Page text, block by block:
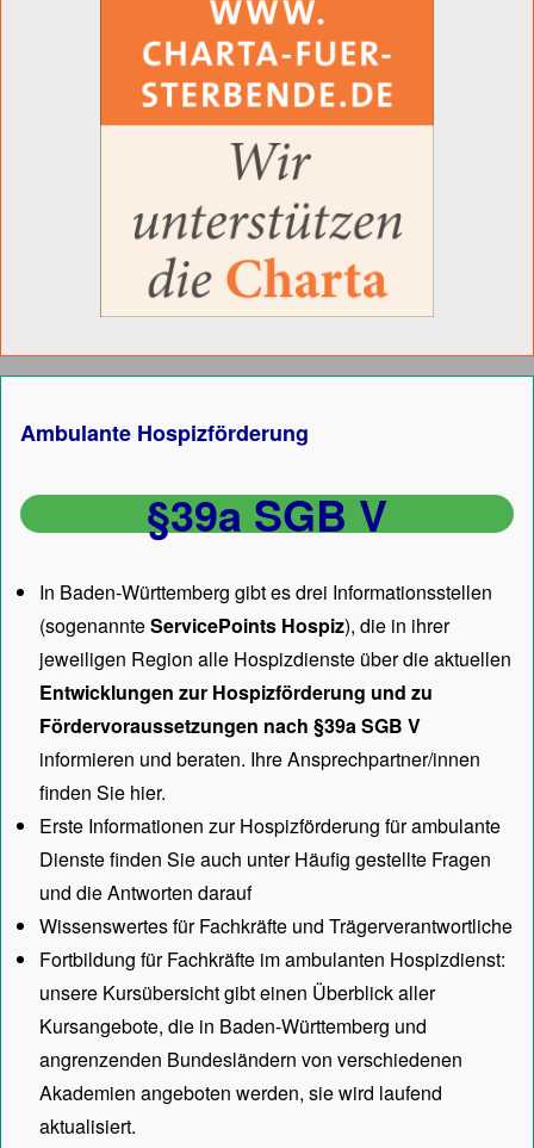
Ambulante Hospizförderung
§39a SGB V
In Baden-Württemberg gibt es drei Informationsstellen
(sogenannteServicePoints Hospiz), die in ihrer
jeweiligen Region alle Hospizdienste über die aktuellen
Entwicklungen zur Hospizförderung und zu
Fördervoraussetzungen nach §39a SGB V
informieren und beraten. Ihre Ansprechpartner/innen
finden Sie hier.
Erste Informationen zur Hospizförderung für ambulante
Dienste finden Sie auch unterHäufig gestellte Fragen
und die Antworten darauf
Wissenswertes für Fachkräfte und Trägerverantwortliche
Fortbildung für Fachkräfte im ambulanten Hospizdienst:
unsere Kursübersichtgibt einen Überblick aller
Kursangebote, die in Baden-Württemberg und
angrenzenden Bundesländern von verschiedenen
Akademien angeboten werden, sie wird laufend
aktualisiert.